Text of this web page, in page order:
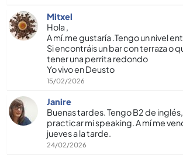
Mitxel
Hola ,
A mí.me gustaría .Tengo un nivel
Si encontráis un bar con terraza o
tener una perrita redondo
Yo vivo en Deusto
15/02/2026
Janire
Buenas tardes. Tengo B2 de
practicar mi speaking. A mí me
jueves a la tarde.
24/02/2026